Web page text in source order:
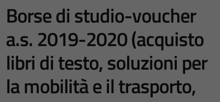
Borse di studio-voucher
a.s. 2019-2020 (acquisto
libri di testo, soluzioni per
la mobilità e il trasporto,